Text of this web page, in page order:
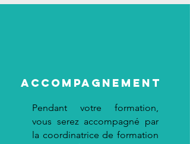
Accompagnement
Pendant votre formation,
vous serez accompagné par
la coordinatrice de formation